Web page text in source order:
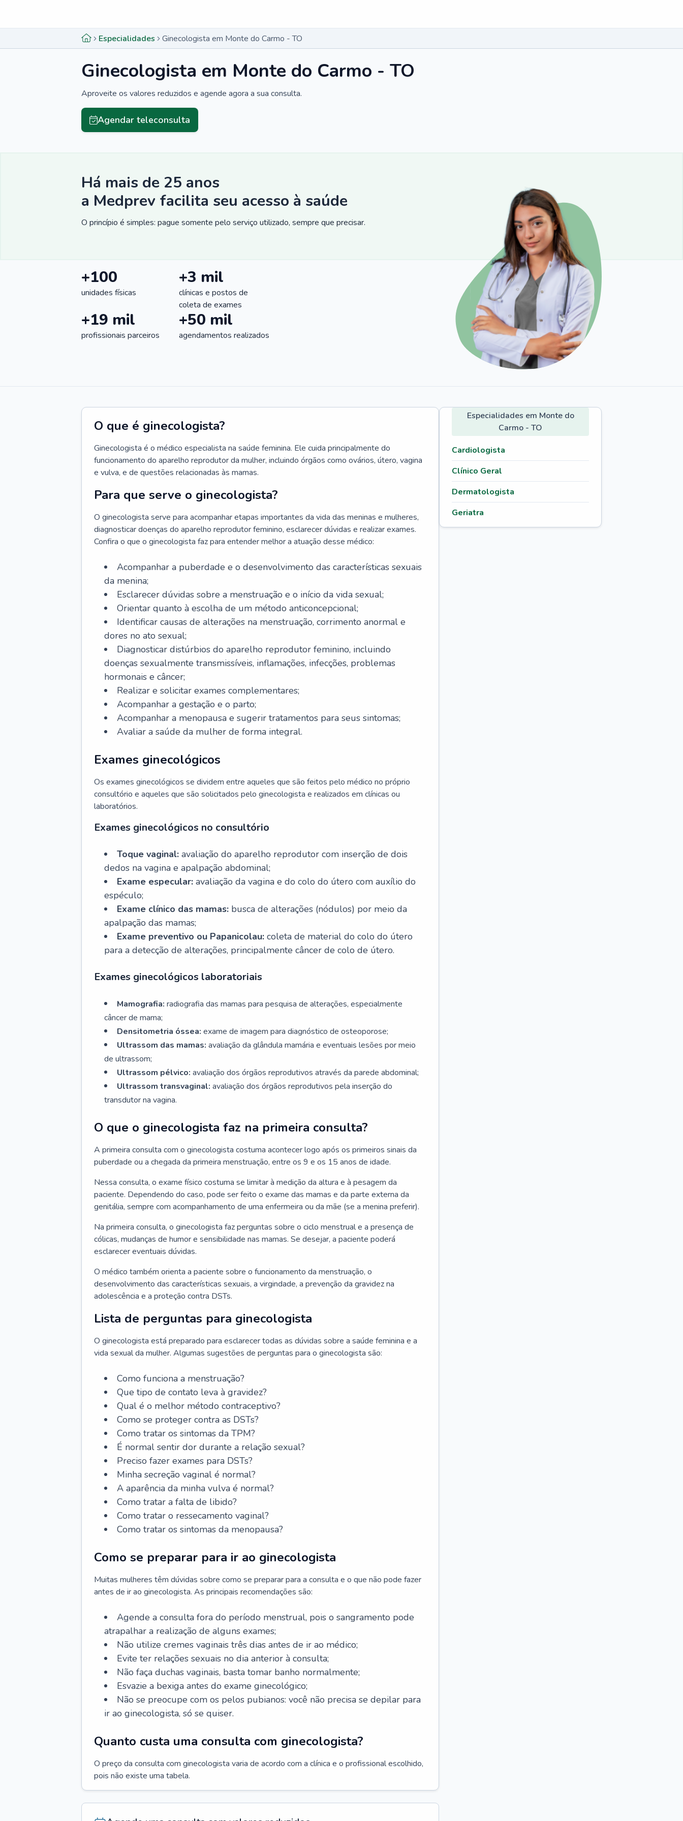
Especialidades Ginecologista em Monte do Carmo - TO
Ginecologista em Monte do Carmo - TO
Aproveite os valores reduzidos e agende agora a sua consulta.
Agendar teleconsulta
Há mais de 25 anos
a Medprev facilita seu acesso à saúde
O princípio é simples: pague somente pelo serviço utilizado, sempre que precisar.
+100
unidades físicas
+3 mil
clínicas e postos de
coleta de exames
+19 mil
profissionais parceiros
+50 mil
agendamentos realizados
O que é ginecologista?
Ginecologista é o médico especialista na saúde feminina. Ele cuida principalmente do
funcionamento do aparelho reprodutor da mulher, incluindo órgãos como ovários, útero, vagina
e vulva, e de questões relacionadas às mamas.
Para que serve o ginecologista?
O ginecologista serve para acompanhar etapas importantes da vida das meninas e mulheres,
diagnosticar doenças do aparelho reprodutor feminino, esclarecer dúvidas e realizar exames.
Confira o que o ginecologista faz para entender melhor a atuação desse médico:
Acompanhar a puberdade e o desenvolvimento das características sexuais
da menina;
Esclarecer dúvidas sobre a menstruação e o início da vida sexual;
Orientar quanto à escolha de um método anticoncepcional;
Identificar causas de alterações na menstruação, corrimento anormal e
dores no ato sexual;
Diagnosticar distúrbios do aparelho reprodutor feminino, incluindo
doenças sexualmente transmissíveis, inflamações, infecções, problemas
hormonais e câncer;
Realizar e solicitar exames complementares;
Acompanhar a gestação e o parto;
Acompanhar a menopausa e sugerir tratamentos para seus sintomas;
Avaliar a saúde da mulher de forma integral.
Exames ginecológicos
Os exames ginecológicos se dividem entre aqueles que são feitos pelo médico no próprio
consultório e aqueles que são solicitados pelo ginecologista e realizados em clínicas ou
laboratórios.
Exames ginecológicos no consultório
Toque vaginal: avaliação do aparelho reprodutor com inserção de dois
dedos na vagina e apalpação abdominal;
Exame especular: avaliação da vagina e do colo do útero com auxílio do
espéculo;
Exame clínico das mamas: busca de alterações (nódulos) por meio da
apalpação das mamas;
Exame preventivo ou Papanicolau: coleta de material do colo do útero
para a detecção de alterações, principalmente câncer de colo de útero.
Exames ginecológicos laboratoriais
Mamografia: radiografia das mamas para pesquisa de alterações, especialmente
câncer de mama;
Densitometria óssea: exame de imagem para diagnóstico de osteoporose;
Ultrassom das mamas: avaliação da glândula mamária e eventuais lesões por meio
de ultrassom;
Ultrassom pélvico: avaliação dos órgãos reprodutivos através da parede abdominal;
Ultrassom transvaginal: avaliação dos órgãos reprodutivos pela inserção do
transdutor na vagina.
O que o ginecologista faz na primeira consulta?
A primeira consulta com o ginecologista costuma acontecer logo após os primeiros sinais da
puberdade ou a chegada da primeira menstruação, entre os 9 e os 15 anos de idade.
Nessa consulta, o exame físico costuma se limitar à medição da altura e à pesagem da
paciente. Dependendo do caso, pode ser feito o exame das mamas e da parte externa da
genitália, sempre com acompanhamento de uma enfermeira ou da mãe (se a menina preferir).
Na primeira consulta, o ginecologista faz perguntas sobre o ciclo menstrual e a presença de
cólicas, mudanças de humor e sensibilidade nas mamas. Se desejar, a paciente poderá
esclarecer eventuais dúvidas.
O médico também orienta a paciente sobre o funcionamento da menstruação, o
desenvolvimento das características sexuais, a virgindade, a prevenção da gravidez na
adolescência e a proteção contra DSTs.
Lista de perguntas para ginecologista
O ginecologista está preparado para esclarecer todas as dúvidas sobre a saúde feminina e a
vida sexual da mulher. Algumas sugestões de perguntas para o ginecologista são:
Como funciona a menstruação?
Que tipo de contato leva à gravidez?
Qual é o melhor método contraceptivo?
Como se proteger contra as DSTs?
Como tratar os sintomas da TPM?
É normal sentir dor durante a relação sexual?
Preciso fazer exames para DSTs?
Minha secreção vaginal é normal?
A aparência da minha vulva é normal?
Como tratar a falta de libido?
Como tratar o ressecamento vaginal?
Como tratar os sintomas da menopausa?
Como se preparar para ir ao ginecologista
Muitas mulheres têm dúvidas sobre como se preparar para a consulta e o que não pode fazer
antes de ir ao ginecologista. As principais recomendações são:
Agende a consulta fora do período menstrual, pois o sangramento pode
atrapalhar a realização de alguns exames;
Não utilize cremes vaginais três dias antes de ir ao médico;
Evite ter relações sexuais no dia anterior à consulta;
Não faça duchas vaginais, basta tomar banho normalmente;
Esvazie a bexiga antes do exame ginecológico;
Não se preocupe com os pelos pubianos: você não precisa se depilar para
ir ao ginecologista, só se quiser.
Quanto custa uma consulta com ginecologista?
O preço da consulta com ginecologista varia de acordo com a clínica e o profissional escolhido,
pois não existe uma tabela.
Especialidades em Monte do
Carmo - TO
Cardiologista
Clínico Geral
Dermatologista
Geriatra